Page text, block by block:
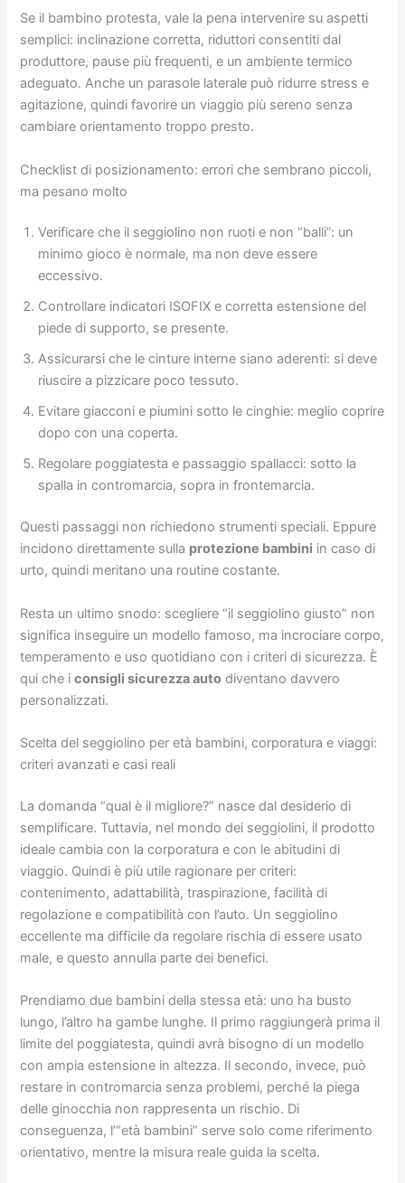
Se il bambino protesta, vale la pena intervenire su aspetti
semplici: inclinazione corretta, riduttori consentiti dal
produttore, pause più frequenti, e un ambiente termico
adeguato. Anche un parasole laterale può ridurre stress e
agitazione, quindi favorire un viaggio più sereno senza
cambiare orientamento troppo presto.
Checklist di posizionamento: errori che sembrano piccoli,
ma pesano molto
Verificare che il seggiolino non ruoti e non “balli”: un
minimo gioco è normale, ma non deve essere
eccessivo.
Controllare indicatori ISOFIX e corretta estensione del
piede di supporto, se presente.
Assicurarsi che le cinture interne siano aderenti: si deve
riuscire a pizzicare poco tessuto.
Evitare giacconi e piumini sotto le cinghie: meglio coprire
dopo con una coperta.
Regolare poggiatesta e passaggio spallacci: sotto la
spalla in contromarcia, sopra in frontemarcia.
Questi passaggi non richiedono strumenti speciali. Eppure
incidono direttamente sulla protezione bambini in caso di
urto, quindi meritano una routine costante.
Resta un ultimo snodo: scegliere “il seggiolino giusto” non
significa inseguire un modello famoso, ma incrociare corpo,
temperamento e uso quotidiano con i criteri di sicurezza. È
qui che iconsigli sicurezza auto diventano davvero
personalizzati.
Scelta del seggiolino per età bambini, corporatura e viaggi:
criteri avanzati e casi reali
La domanda “qual è il migliore?” nasce dal desiderio di
semplificare. Tuttavia, nel mondo dei seggiolini, il prodotto
ideale cambia con la corporatura e con le abitudini di
viaggio. Quindi è più utile ragionare per criteri:
contenimento, adattabilità, traspirazione, facilità di
regolazione e compatibilità con l’auto. Un seggiolino
eccellente ma difficile da regolare rischia di essere usato
male, e questo annulla parte dei benefici.
Prendiamo due bambini della stessa età: uno ha busto
lungo, l’altro ha gambe lunghe. Il primo raggiungerà prima il
limite del poggiatesta, quindi avrà bisogno di un modello
con ampia estensione in altezza. Il secondo, invece, può
restare in contromarcia senza problemi, perché la piega
delle ginocchia non rappresenta un rischio. Di
conseguenza, l’“età bambini” serve solo come riferimento
orientativo, mentre la misura reale guida la scelta.